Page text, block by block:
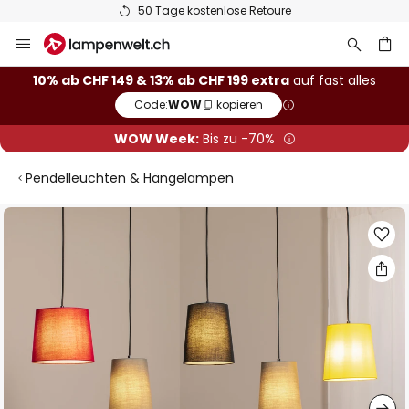
50 Tage kostenlose Retoure
Inhalt
springen
10% ab CHF 149 & 13% ab CHF 199 extra auf fast alles
Code:WOW kopieren
WOW Week:Bis zu -70%
Pendelleuchten & Hängelampen
Zum
Bildgalerie
springen